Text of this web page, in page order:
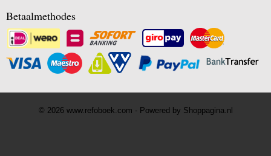
Betaalmethodes
© 2026 www.refoboek.com - Powered by Shoppagina.nl